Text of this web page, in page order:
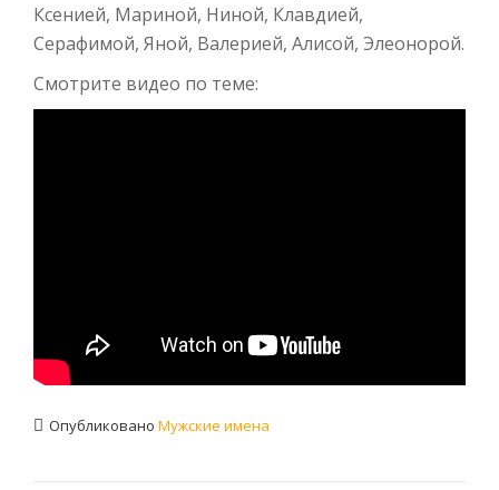
Ксенией, Мариной, Ниной, Клавдией,
Серафимой, Яной, Валерией, Алисой, Элеонорой.
Смотрите видео по теме:
Опубликовано Мужские имена